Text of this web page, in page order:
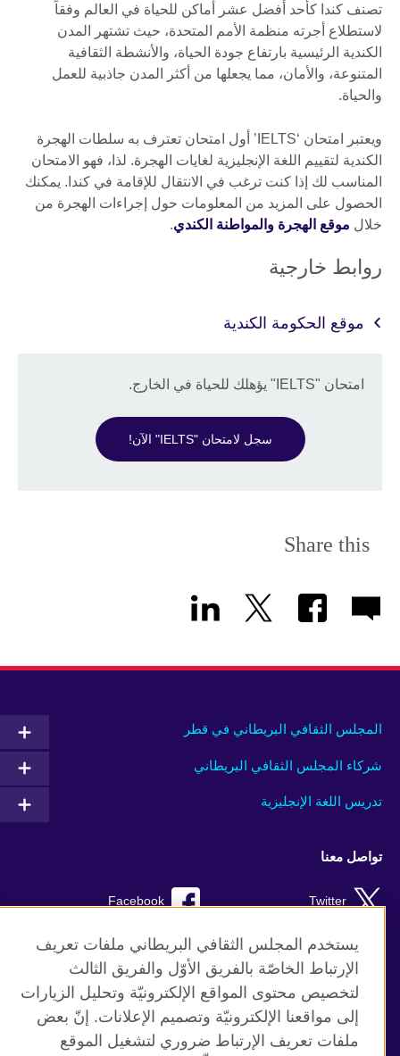
تصنف كندا كأحد أفضل عشر أماكن للحياة في العالم وفقاً
لاستطلاع أجرته منظمة الأمم المتحدة، حيث تشتهر المدن
الكندية الرئيسية بارتفاع جودة الحياة، والأنشطة الثقافية
المتنوعة، والأمان، مما يجعلها من أكثر المدن جاذبية للعمل
والحياة.
ويعتبر امتحان ‘IELTS’ أول امتحان تعترف به سلطات الهجرة
الكندية لتقييم اللغة الإنجليزية لغايات الهجرة. لذا، فهو الامتحان
المناسب لك إذا كنت ترغب في الانتقال للإقامة في كندا. يمكنك
الحصول على المزيد من المعلومات حول إجراءات الهجرة من
خلال موقع الهجرة والمواطنة الكندي.
روابط خارجية
موقع الحكومة الكندية
امتحان "IELTS" يؤهلك للحياة في الخارج.
سجل لامتحان "IELTS" الآن!
Share this
المجلس الثقافي البريطاني في قطر
شركاء المجلس الثقافي البريطاني
تدريس اللغة الإنجليزية
تواصل معنا
Facebook Twitter
Instagram RSS
TikTok
يستخدم المجلس الثقافي البريطاني ملفات تعريف
الإرتباط الخاصّة بالفريق الأوّل والفريق الثالث
لتخصيص محتوى المواقع الإلكترونيّة وتحليل الزيارات
إلى مواقعنا الإلكترونيّة وتصميم الإعلانات. إنّ بعض
ملفات تعريف الإرتباط ضروري لتشغيل الموقع